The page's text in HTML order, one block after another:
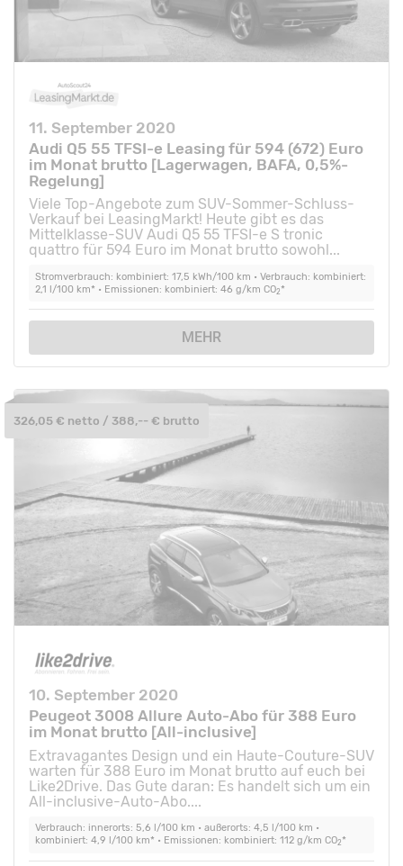
11. September 2020
Audi Q5 55 TFSI-e Leasing für 594 (672) Euro
im Monat brutto [Lagerwagen, BAFA, 0,5%-
Regelung]
Viele Top-Angebote zum SUV-Sommer-Schluss-
Verkauf bei LeasingMarkt! Heute gibt es das
Mittelklasse-SUV Audi Q5 55 TFSI-e S tronic
quattro für 594 Euro im Monat brutto sowohl...
Stromverbrauch: kombiniert: 17,5 kWh/100 km • Verbrauch: kombiniert:
2,1 l/100 km* • Emissionen: kombiniert: 46 g/km CO2*
MEHR
10. September 2020
Peugeot 3008 Allure Auto-Abo für 388 Euro
im Monat brutto [All-inclusive]
Extravagantes Design und ein Haute-Couture-SUV
warten für 388 Euro im Monat brutto auf euch bei
Like2Drive. Das Gute daran: Es handelt sich um ein
All-inclusive-Auto-Abo....
Verbrauch: innerorts: 5,6 l/100 km • außerorts: 4,5 l/100 km •
kombiniert: 4,9 l/100 km* • Emissionen: kombiniert: 112 g/km CO2*
326,05 € netto / 388,-- € brutto